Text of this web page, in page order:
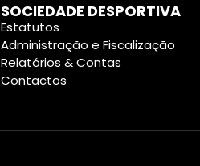
SOCIEDADE DESPORTIVA
Estatutos
Administração e Fiscalização
Relatórios & Contas
Contactos